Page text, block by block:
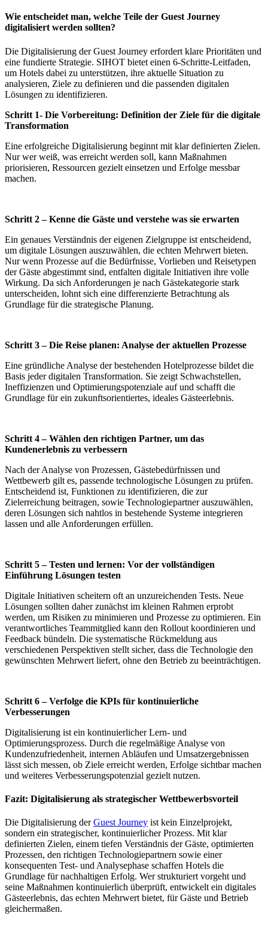
Wie entscheidet man, welche Teile der Guest Journey
digitalisiert werden sollten?
Die Digitalisierung der Guest Journey erfordert klare Prioritäten und
eine fundierte Strategie. SIHOT bietet einen 6-Schritte-Leitfaden,
um Hotels dabei zu unterstützen, ihre aktuelle Situation zu
analysieren, Ziele zu definieren und die passenden digitalen
Lösungen zu identifizieren.
Schritt 1- Die Vorbereitung: Definition der Ziele für die digitale
Transformation
Eine erfolgreiche Digitalisierung beginnt mit klar definierten Zielen.
Nur wer weiß, was erreicht werden soll, kann Maßnahmen
priorisieren, Ressourcen gezielt einsetzen und Erfolge messbar
machen.
Schritt 2 – Kenne die Gäste und verstehe was sie erwarten
Ein genaues Verständnis der eigenen Zielgruppe ist entscheidend,
um digitale Lösungen auszuwählen, die echten Mehrwert bieten.
Nur wenn Prozesse auf die Bedürfnisse, Vorlieben und Reisetypen
der Gäste abgestimmt sind, entfalten digitale Initiativen ihre volle
Wirkung. Da sich Anforderungen je nach Gästekategorie stark
unterscheiden, lohnt sich eine differenzierte Betrachtung als
Grundlage für die strategische Planung.
Schritt 3 – Die Reise planen: Analyse der aktuellen Prozesse
Eine gründliche Analyse der bestehenden Hotelprozesse bildet die
Basis jeder digitalen Transformation. Sie zeigt Schwachstellen,
Ineffizienzen und Optimierungspotenziale auf und schafft die
Grundlage für ein zukunftsorientiertes, ideales Gästeerlebnis.
Schritt 4 – Wählen den richtigen Partner, um das
Kundenerlebnis zu verbessern
Nach der Analyse von Prozessen, Gästebedürfnissen und
Wettbewerb gilt es, passende technologische Lösungen zu prüfen.
Entscheidend ist, Funktionen zu identifizieren, die zur
Zielerreichung beitragen, sowie Technologiepartner auszuwählen,
deren Lösungen sich nahtlos in bestehende Systeme integrieren
lassen und alle Anforderungen erfüllen.
Schritt 5 – Testen und lernen: Vor der vollständigen
Einführung Lösungen testen
Digitale Initiativen scheitern oft an unzureichenden Tests. Neue
Lösungen sollten daher zunächst im kleinen Rahmen erprobt
werden, um Risiken zu minimieren und Prozesse zu optimieren. Ein
verantwortliches Teammitglied kann den Rollout koordinieren und
Feedback bündeln. Die systematische Rückmeldung aus
verschiedenen Perspektiven stellt sicher, dass die Technologie den
gewünschten Mehrwert liefert, ohne den Betrieb zu beeinträchtigen.
Schritt 6 – Verfolge die KPIs für kontinuierliche
Verbesserungen
Digitalisierung ist ein kontinuierlicher Lern- und
Optimierungsprozess. Durch die regelmäßige Analyse von
Kundenzufriedenheit, internen Abläufen und Umsatzergebnissen
lässt sich messen, ob Ziele erreicht werden, Erfolge sichtbar machen
und weiteres Verbesserungspotenzial gezielt nutzen.
Fazit: Digitalisierung als strategischer Wettbewerbsvorteil
Die Digitalisierung derGuest Journey ist kein Einzelprojekt,
sondern ein strategischer, kontinuierlicher Prozess. Mit klar
definierten Zielen, einem tiefen Verständnis der Gäste, optimierten
Prozessen, den richtigen Technologiepartnern sowie einer
konsequenten Test- und Analysephase schaffen Hotels die
Grundlage für nachhaltigen Erfolg. Wer strukturiert vorgeht und
seine Maßnahmen kontinuierlich überprüft, entwickelt ein digitales
Gästeerlebnis, das echten Mehrwert bietet, für Gäste und Betrieb
gleichermaßen.